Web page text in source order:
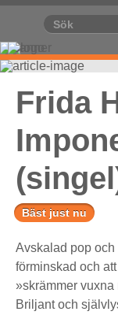
Frida
Bäst just nu
Avskalad pop och
förminskad och
»skrämmer
Briljant och